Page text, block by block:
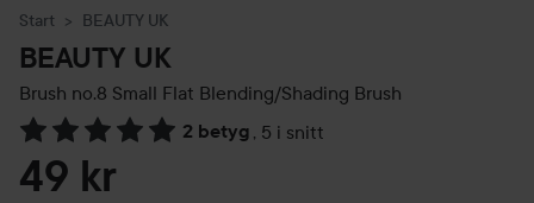
Start BEAUTY UK
BEAUTY UK
Brush no.8 Small Flat Blending/Shading Brush
2 betyg , 5 i snitt
Hoppa till Betyg & kommentarer
49 kr